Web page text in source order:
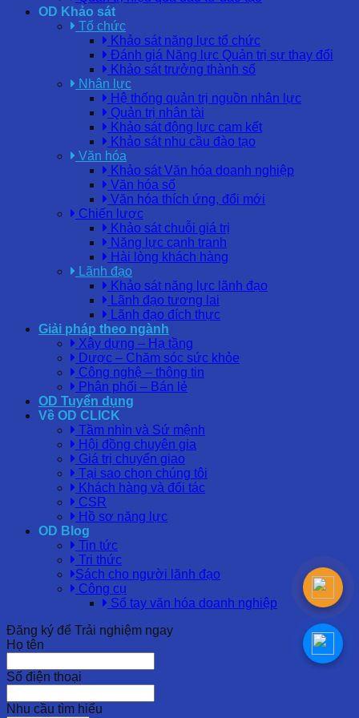
OD Khảo sát
Tổ chức
Khảo sát năng lực tổ chức
Đánh giá Năng lực Quản trị sự thay đổi
Khảo sát trưởng thành số
Nhân lực
Hệ thống quản trị nguồn nhân lực
Quản trị nhân tài
Khảo sát động lực cam kết
Khảo sát nhu cầu đào tạo
Văn hóa
Khảo sát Văn hóa doanh nghiệp
Văn hóa số
Văn hóa thích ứng, đổi mới
Chiến lược
Khảo sát chuỗi giá trị
Năng lực cạnh tranh
Hài lòng khách hàng
Lãnh đạo
Khảo sát năng lực lãnh đạo
Lãnh đạo tương lai
Lãnh đạo đích thực
Giải pháp theo ngành
Xây dựng – Hạ tầng
Dược – Chăm sóc sức khỏe
Công nghệ – thông tin
Phân phối – Bán lẻ
OD Tuyển dụng
Về OD CLICK
Tầm nhìn và Sứ mệnh
Hội đồng chuyên gia
Giá trị chuyển giao
Tại sao chọn chúng tôi
Khách hàng và đối tác
CSR
Hồ sơ năng lực
OD Blog
Tin tức
Tri thức
Sách cho người lãnh đạo
Công cụ
Sổ tay văn hóa doanh nghiệp
Đăng ký để Trải nghiệm ngay
Họ tên
Số điện thoại
Nhu cầu tìm hiểu